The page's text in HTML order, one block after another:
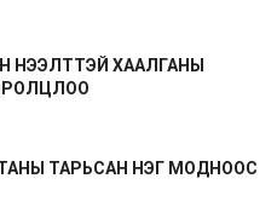
НЭЭЛТТЭЙ ХААЛГАНЫ
ТАРЬСАН НЭГ МОДНООС